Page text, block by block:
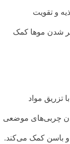
و تقویت
موها کمک
مواد
چربی‌های موضعی
باسن کمک می‌کند.